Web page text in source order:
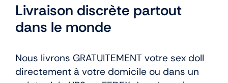
Livraison discrète partout
dans le monde
Nous livrons GRATUITEMENT votre sex doll
directement à votre domicile ou dans un